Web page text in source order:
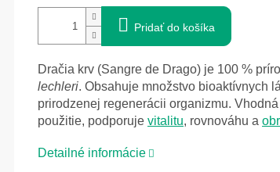
Pridať do košíka
Dračia krv (Sangre de Drago) je 100 %
lechleri. Obsahuje množstvo bioaktívnych
prirodzenej regenerácii organizmu.
použitie, podporuje vitalitu, rovnováhu a
Detailné informácie